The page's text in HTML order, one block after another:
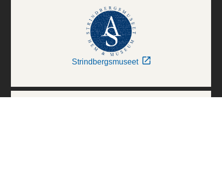
Strindbergsmuseet